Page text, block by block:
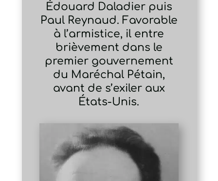
Édouard Daladier puis
Paul Reynaud. Favorable
à l’armistice, il entre
brièvement dans le
premier gouvernement
du Maréchal Pétain,
avant de s’exiler aux
États-Unis.